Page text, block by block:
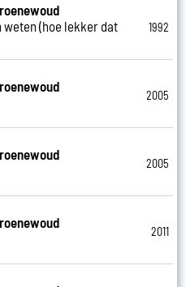
weten (hoe lekker dat
1992
2005
2005
2011